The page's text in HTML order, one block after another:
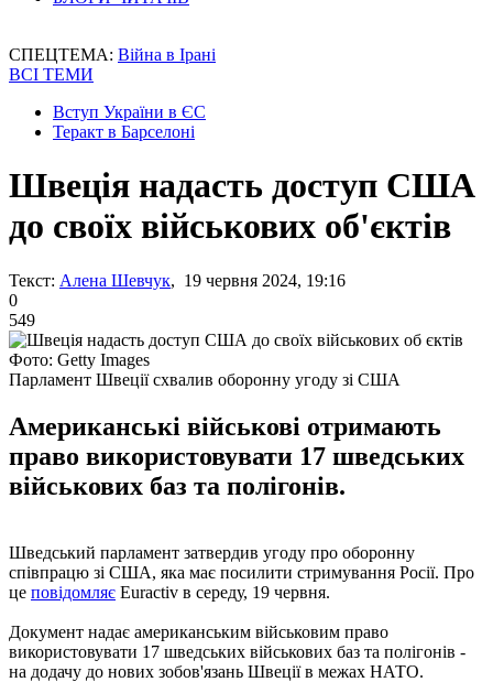
СПЕЦТЕМА: Війна в Ірані
ВСІ ТЕМИ
Вступ України в ЄС
Теракт в Барселоні
Швеція надасть доступ США
до своїх військових об'єктів
Текст: Алена Шевчук, 19 червня 2024, 19:16
0
549
Фото: Getty Images
Парламент Швеції схвалив оборонну угоду зі США
Американські військові отримають
право використовувати 17 шведських
військових баз та полігонів.
Шведський парламент затвердив угоду про оборонну
співпрацю зі США, яка має посилити стримування Росії. Про
це повідомляє Euractiv в середу, 19 червня.
Документ надає американським військовим право
використовувати 17 шведських військових баз та полігонів -
на додачу до нових зобов'язань Швеції в межах НАТО.